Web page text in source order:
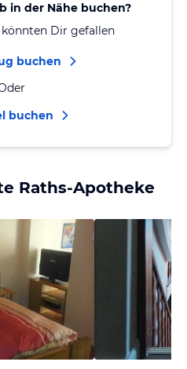
in der Nähe buchen?
Dir gefallen
buchen
buchen
Raths-Apotheke